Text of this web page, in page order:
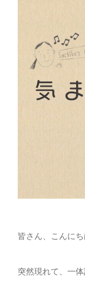
皆さん、こんにち
突然現れて、一